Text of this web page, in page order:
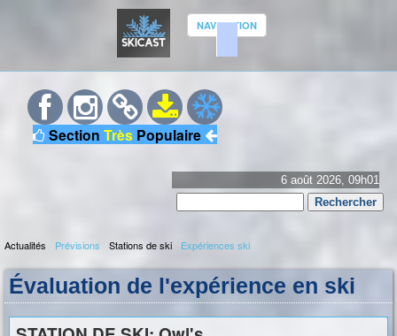
Aller
au
contenu
principal
NAVIGATION
S
T
Section Très Populaire
6 août 2026, 09h01
de
recherche
e
n
Actualités Prévisions Stations de ski Expériences ski
Évaluation de l'expérience en ski